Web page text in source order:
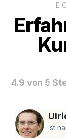
4.9 von 5
ist